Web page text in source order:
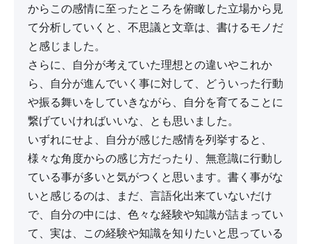
からこの感情に至ったところを俯瞰した立場から見
て分析していくと、不思議と文章は、書けるモノだ
と感じました。
さらに、自分が考えていた理想との違いやこれか
ら、自分が進んでいく事に対して、どういった行動
や振る舞いをしていきながら、自分を育てることに
繋げていければいいな、とも思いました。
いずれにせよ、自分が感じた感情を列挙すると、
様々な角度からの感じ方だったり、無意識に行動し
ている事が多いと気がつくと思います。書く事がな
いと感じるのは、まだ、言語化出来ていないだけ
で、自分の中には、色々な経験や知識が詰まってい
て、実は、この経験や知識を知りたいと思っている